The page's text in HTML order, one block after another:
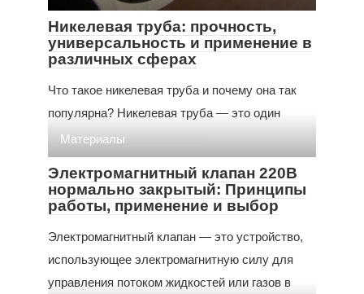
Никелевая труба: прочность,
универсальность и применение в
различных сферах
Что такое никелевая труба и почему она так
популярна? Никелевая труба — это один
Материалы
Электромагнитный клапан 220В
нормально закрытый: Принципы
работы, применение и выбор
Электромагнитный клапан — это устройство,
использующее электромагнитную силу для
управления потоком жидкостей или газов в